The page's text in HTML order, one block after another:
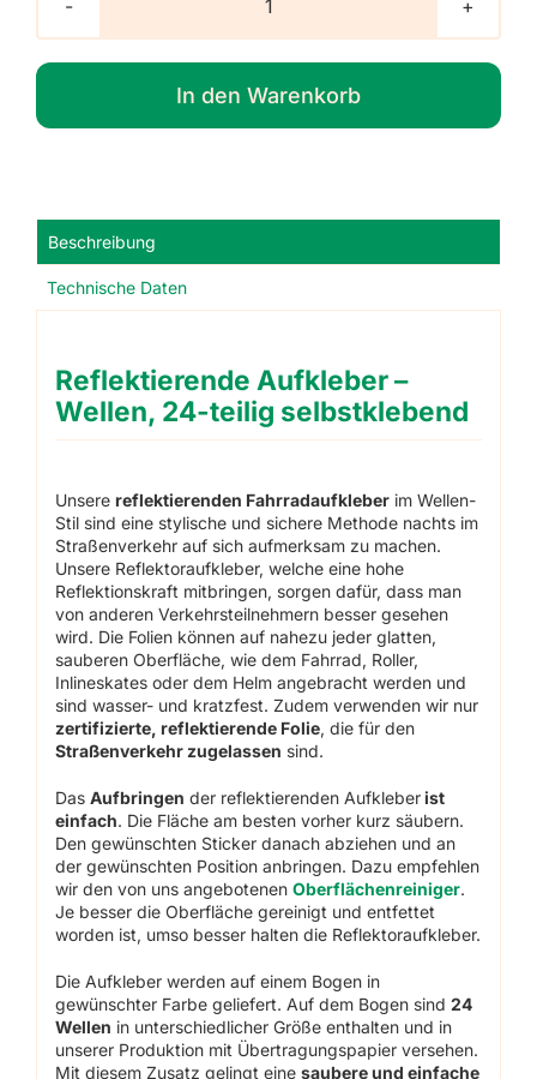
Reflektierende
Aufkleber
–
Wellen,
24-
In den Warenkorb
Beschreibung
Technische Daten
Reflektierende Aufkleber –
Wellen, 24-teilig selbstklebend
Unserereflektierenden Fahrradaufkleber im Wellen-
Stil sind eine stylische und sichere Methode nachts im
Straßenverkehr auf sich aufmerksam zu machen.
Unsere Reflektoraufkleber, welche eine hohe
Reflektionskraft mitbringen, sorgen dafür, dass man
von anderen Verkehrsteilnehmern besser gesehen
wird. Die Folien können auf nahezu jeder glatten,
sauberen Oberfläche, wie dem Fahrrad, Roller,
Inlineskates oder dem Helm angebracht werden und
sind wasser- und kratzfest. Zudem verwenden wir nur
zertifizierte, reflektierende Folie, die für den
Straßenverkehr zugelassen sind.
DasAufbringen der reflektierenden Aufkleberist
einfach. Die Fläche am besten vorher kurz säubern.
Den gewünschten Sticker danach abziehen und an
der gewünschten Position anbringen. Dazu empfehlen
wir den von uns angebotenenOberflächenreiniger.
Je besser die Oberfläche gereinigt und entfettet
worden ist, umso besser halten die Reflektoraufkleber.
Die Aufkleber werden auf einem Bogen in
gewünschter Farbe geliefert. Auf dem Bogen sind24
Wellen in unterschiedlicher Größe enthalten und in
unserer Produktion mit Übertragungspapier versehen.
Mit diesem Zusatz gelingt einesaubere und einfache